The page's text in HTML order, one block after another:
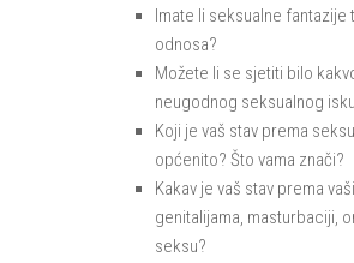
Imate li seksualne fantazije
odnosa?
Možete li se sjetiti bilo
neugodnog seksualnog
Koji je vaš stav prema seksu
općenito? Što vama znači?
Kakav je vaš stav prema
genitalijama, masturbaciji,
seksu?